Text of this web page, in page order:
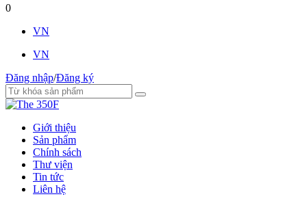
0
VN
VN
Đăng nhập/Đăng ký
Giới thiệu
Sản phẩm
Chính sách
Thư viện
Tin tức
Liên hệ